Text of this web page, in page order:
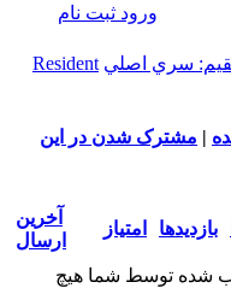
ورود ثبت نام
سري اصلي Resident
| مشترک شدن در این
بازدید‌ها امتیاز
آخرین
ارسال
شده توسط شما هیچ